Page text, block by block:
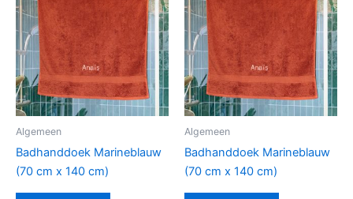
Algemeen
Badhanddoek Marineblauw
(70 cm x 140 cm)
Algemeen
Badhanddoek Marineblauw
(70 cm x 140 cm)